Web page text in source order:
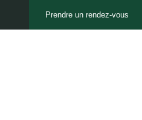
Prendre un rendez-vous